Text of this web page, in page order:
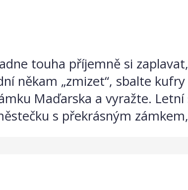
touha příjemně si
někam „zmizet“, sbalte
Maďarska a vyražte.
s překrásným